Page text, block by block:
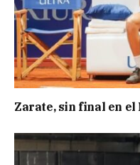
Zarate, sin final en el